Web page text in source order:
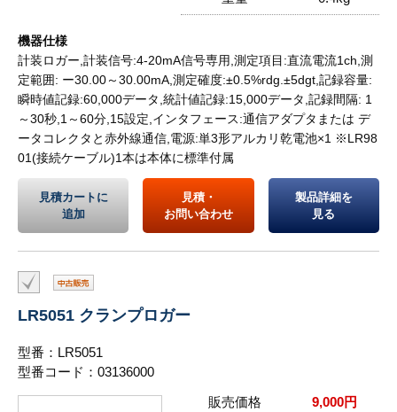
機器仕様
計装ロガー,計装信号:4-20mA信号専用,測定項目:直流電流1ch,測
定範囲: ー30.00～30.00mA,測定確度:±0.5%rdg.±5dgt,記録容量:
瞬時値記録:60,000データ,統計値記録:15,000データ,記録間隔: 1
～30秒,1～60分,15設定,インタフェース:通信アダプタまたは デ
ータコレクタと赤外線通信,電源:単3形アルカリ乾電池×1 ※LR98
01(接続ケーブル)1本は本体に標準付属
見積カートに
追加
見積・
お問い合わせ
製品詳細を
見る
LR5051 クランプロガー
型番：LR5051
型番コード：03136000
販売価格
9,000円